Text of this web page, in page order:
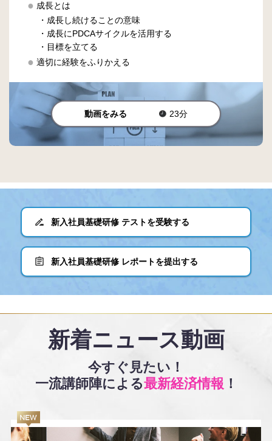
成長とは
・成長し続けることの意味
・成長にPDCAサイクルを活用する
・目標を立てる
適切に経験をふりかえる
動画をみる 23分
新入社員基礎研修 テストを受験する
新入社員基礎研修 レポートを提出する
新着ニュース動画
今すぐ見たい！
一流講師陣による最新経済情報 ！